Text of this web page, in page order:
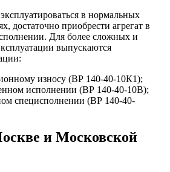
в нормальных
достаточно приобрести агрегат в
Для более сложных и
выпускаются
износу (ВР 140-40-10К1);
исполнении (ВР 140-40-10В);
специсполнении (ВР 140-40-
и Московской